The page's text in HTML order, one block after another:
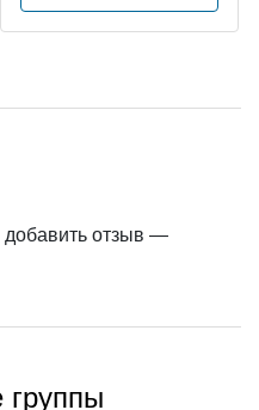
добавить отзыв —